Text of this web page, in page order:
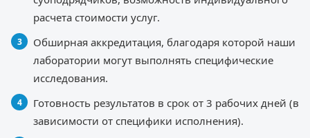
расчета стоимости услуг.
Обширная аккредитация, благодаря которой наши
лаборатории могут выполнять специфические
исследования.
Готовность результатов в срок от 3 рабочих дней (в
зависимости от специфики исполнения).